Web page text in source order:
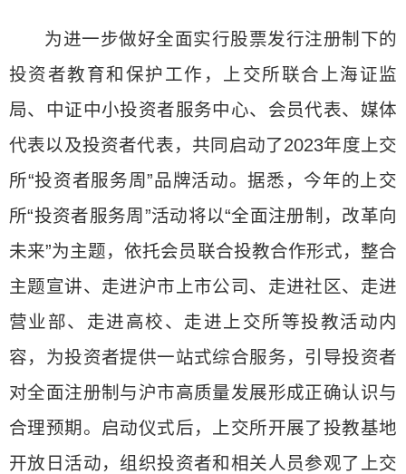
为进一步做好全面实行股票发行注册制下的
投资者教育和保护工作，上交所联合上海证监
局、中证中小投资者服务中心、会员代表、媒体
代表以及投资者代表，共同启动了2023年度上交
所“投资者服务周”品牌活动。据悉，今年的上交
所“投资者服务周”活动将以“全面注册制，改革向
未来”为主题，依托会员联合投教合作形式，整合
主题宣讲、走进沪市上市公司、走进社区、走进
营业部、走进高校、走进上交所等投教活动内
容，为投资者提供一站式综合服务，引导投资者
对全面注册制与沪市高质量发展形成正确认识与
合理预期。启动仪式后，上交所开展了投教基地
开放日活动，组织投资者和相关人员参观了上交